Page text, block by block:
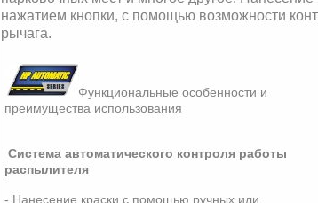
нажатием кнопки, с помощью возможности
рычага.
Функциональные особенности и
преимущества использования
Система автоматического контроля работы
распылителя
- Нанесение краски с помощью ручных или